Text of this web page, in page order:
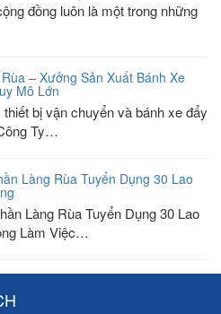
đồng luôn là một trong những
– Xưởng Sản Xuất Bánh Xe
Mô Lớn
bị vận chuyển và bánh xe đẩy
Ty…
Làng Rùa Tuyển Dụng 30 Lao
Làng Rùa Tuyển Dụng 30 Lao
Làm Việc…